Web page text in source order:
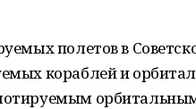
полетов в
кораблей и